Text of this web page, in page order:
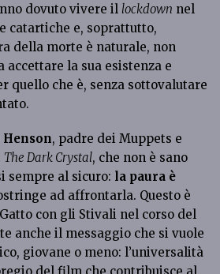
dovuto vivere il lockdown nel
catartiche e, soprattutto,
della morte è naturale, non
accettare la sua esistenza e
quello che è, senza sottovalutare
Henson, padre dei Muppets e
The Dark Crystal, che non è sano
sempre al sicuro: la paura è
ad affrontarla. Questo è
con gli Stivali nel corso del
anche il messaggio che si vuole
giovane o meno: l’universalità